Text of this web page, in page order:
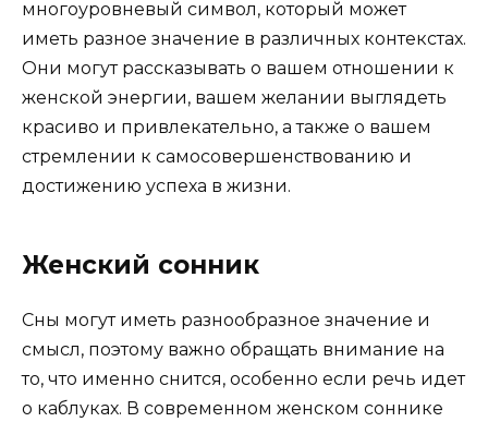
многоуровневый символ, который может
иметь разное значение в различных контекстах.
Они могут рассказывать о вашем отношении к
женской энергии, вашем желании выглядеть
красиво и привлекательно, а также о вашем
стремлении к самосовершенствованию и
достижению успеха в жизни.
Женский сонник
Сны могут иметь разнообразное значение и
смысл, поэтому важно обращать внимание на
то, что именно снится, особенно если речь идет
о каблуках. В современном женском соннике